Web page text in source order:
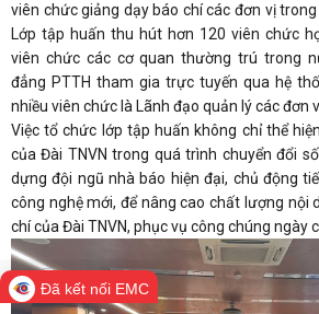
viên chức giảng dạy báo chí các đơn vị trong
Lớp tập huấn thu hút hơn 120 viên chức
viên chức các cơ quan thường trú trong
đẳng PTTH tham gia trực tuyến qua hệ
nhiều viên chức là Lãnh đạo quản lý các đơn
Việc tổ chức lớp tập huấn không chỉ thể
của Đài TNVN trong quá trình chuyển đổi
dựng đội ngũ nhà báo hiện đại, chủ động
công nghệ mới, để nâng cao chất lượng nội
chí của Đài TNVN, phục vụ công chúng ngày
Đã kết nối EMC